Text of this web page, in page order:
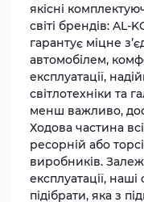
якісні
світі брендів: AL-
гарантує міцне
автомобілем,
експлуатації,
світлотехніки та
менш важливо,
Ходова частина
ресорній або
виробників.
експлуатації,
підібрати, яка з